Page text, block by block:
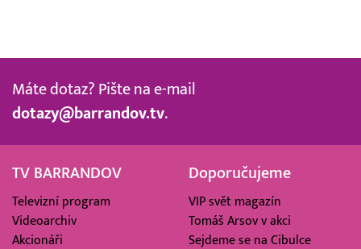
Máte dotaz? Pište na e-mail
dotazy@barrandov.tv.
TV BARRANDOV
Televizní program
Videoarchiv
Akcionáři
Doporučujeme
VIP svět magazín
Tomáš Arsov v akci
Sejdeme se na Cibulce